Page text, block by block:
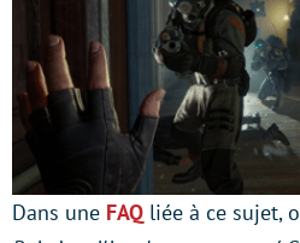
Dans une FAQ liée à ce sujet,